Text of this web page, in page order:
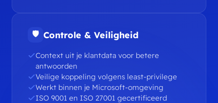
🛡 Controle & Veiligheid
Context uit je klantdata voor betere
antwoorden
Veilige koppeling volgens least-privilege
Werkt binnen je Microsoft-omgeving
ISO 9001 en ISO 27001 gecertificeerd